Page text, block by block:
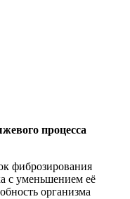
процесса
фиброзирования
с уменьшением её
организма